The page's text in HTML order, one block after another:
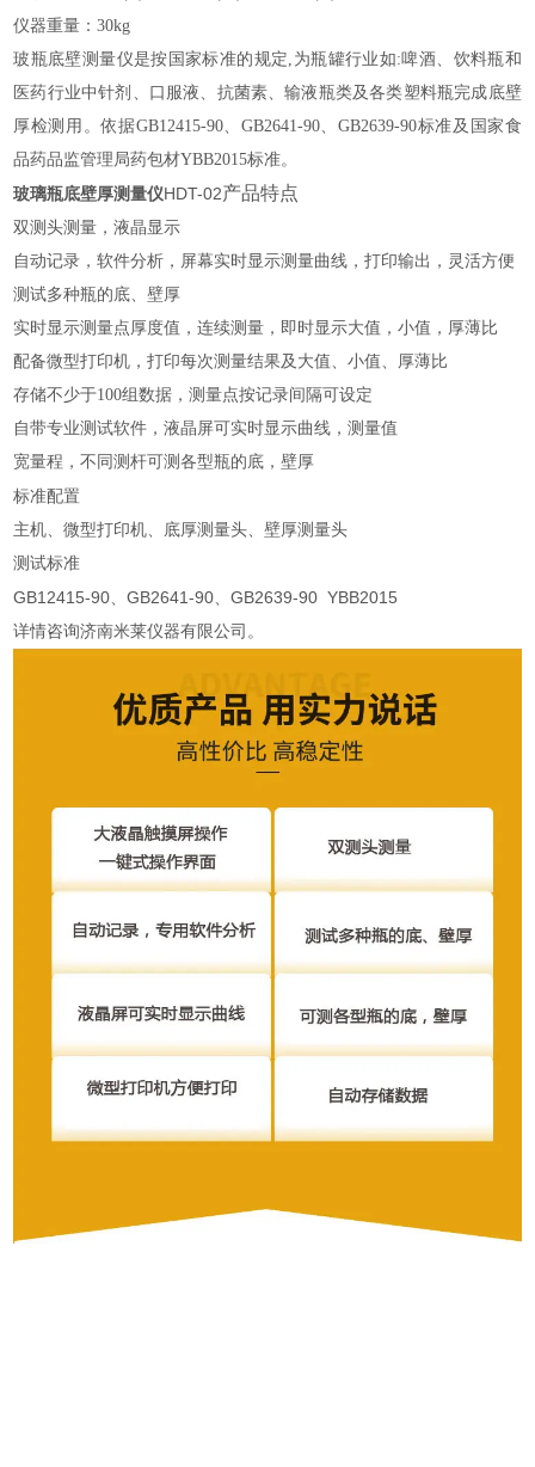
仪器重量：30kg
玻瓶底壁测量仪是按国家标准的规定 ,为瓶罐行业如:啤酒、饮料瓶和
医药行业中针剂、口服液、抗菌素、输液瓶类及各类塑料瓶完成底壁
厚检测用。依据GB12415-90、GB2641-90、GB2639-90标准及国家食
品药品监管理局药包材YBB2015标准。
玻璃瓶底壁厚测量仪HDT-02产品特点
双测头测量，液晶显示
自动记录，软件分析，屏幕实时显示测量曲线，打印输出，灵活方便
测试多种瓶的底、壁厚
实时显示测量点厚度值，连续测量，即时显示大值，小值，厚薄比
配备微型打印机，打印每次测量结果及大值、小值、厚薄比
存储不少于100组数据，测量点按记录间隔可设定
自带专业测试软件，液晶屏可实时显示曲线，测量值
宽量程，不同测杆可测各型瓶的底，壁厚
标准配置
主机、微型打印机、底厚测量头、壁厚测量头
测试标准
GB12415-90、GB2641-90、GB2639-90 YBB2015
详情咨询济南米莱仪器有限公司。